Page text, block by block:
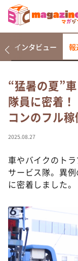
なるみ・岡村
相席食堂
これ余談なん
て真剣です
探偵！ナイト
news おかえり
河合＆A.B.C-
DAIGOも台所
本日はダイア
インタビュー 報
“猛暑の夏”
隊員に密着
コンのフル
2025.08.27
車やバイクのト
サービス隊。異
に密着しました。